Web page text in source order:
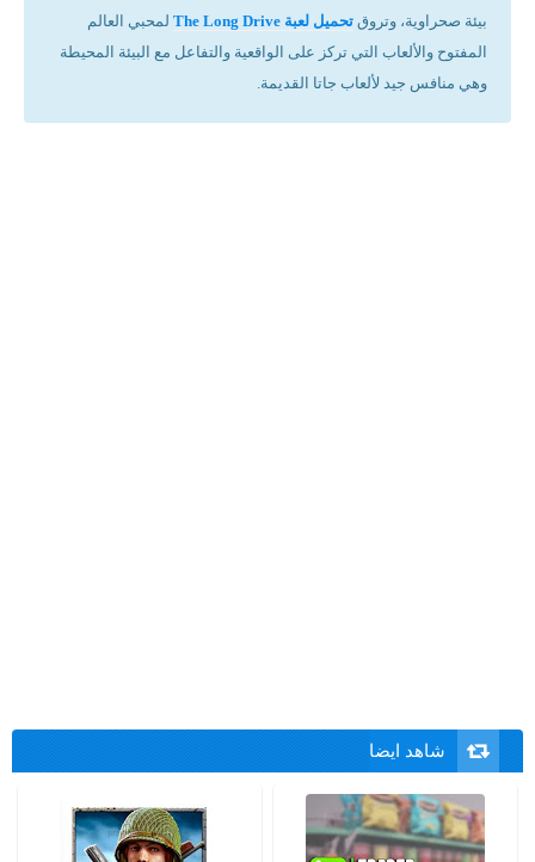
بيئة صحراوية، وتروق تحميل لعبة The Long Drive
لمحبي العالم
المفتوح والألعاب التي تركز على الواقعية والتفاعل مع البيئة المحيطة
وهي منافس جيد لألعاب جاتا القديمة.
شاهد ايضا